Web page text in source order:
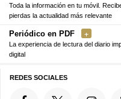
Toda la información en tu móvil.
pierdas la actualidad más relevante
Periódico en PDF
La experiencia de lectura del diario
digital
REDES SOCIALES